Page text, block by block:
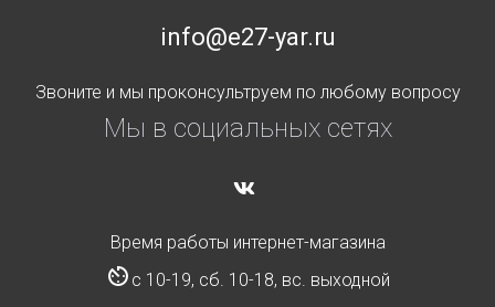
info@e27-yar.ru
Звоните и мы проконсультруем по любому вопросу
Мы в социальных сетях
Время работы интернет-магазина
с 10-19, сб. 10-18, вс. выходной